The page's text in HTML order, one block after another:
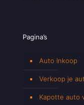
Pagina’s
Auto Inkoop
Verkoop je
Kapotte auto